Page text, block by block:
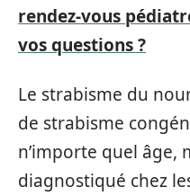
rendez-vous
vos questions ?
Le strabisme du
de strabisme
n’importe quel âge,
diagnostiqué chez